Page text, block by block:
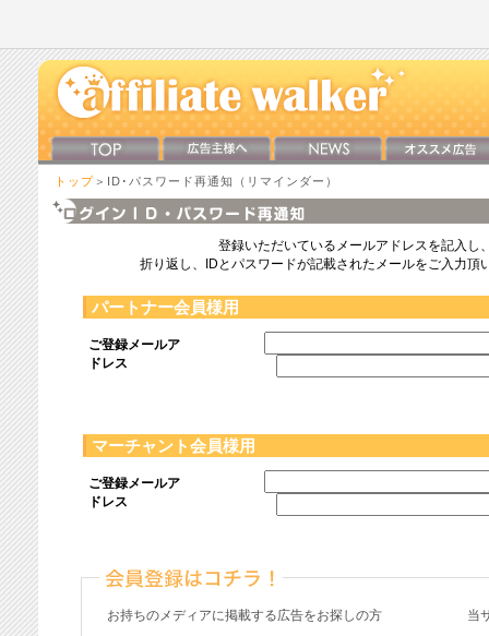
トップ ＞ID･パスワード再通知（リマインダー）
登録いただいているメールアドレスを記入し
折り返し、IDとパスワードが記載されたメールをご入力頂
パートナー会員様用
ご登録メールア
ドレス
マーチャント会員様用
ご登録メールア
ドレス
お持ちのメディアに掲載する広告をお探しの方 当